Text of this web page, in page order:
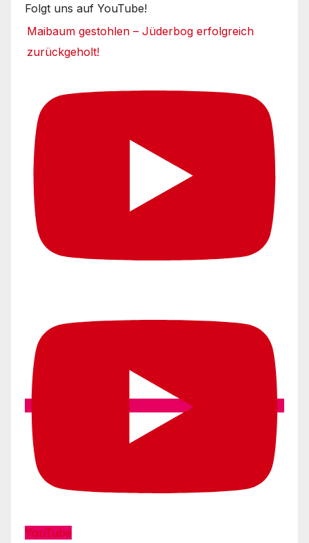
Folgt uns auf YouTube!
Maibaum gestohlen – Jüderbog erfolgreich
zurückgeholt!
YouTube